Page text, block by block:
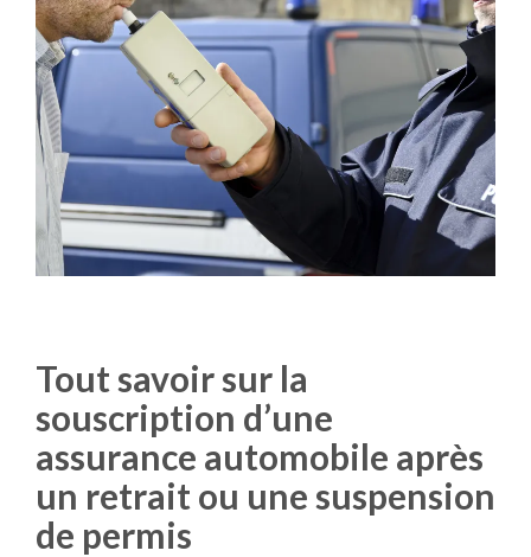
Tout savoir sur la
souscription d’une
assurance automobile après
un retrait ou une suspension
de permis